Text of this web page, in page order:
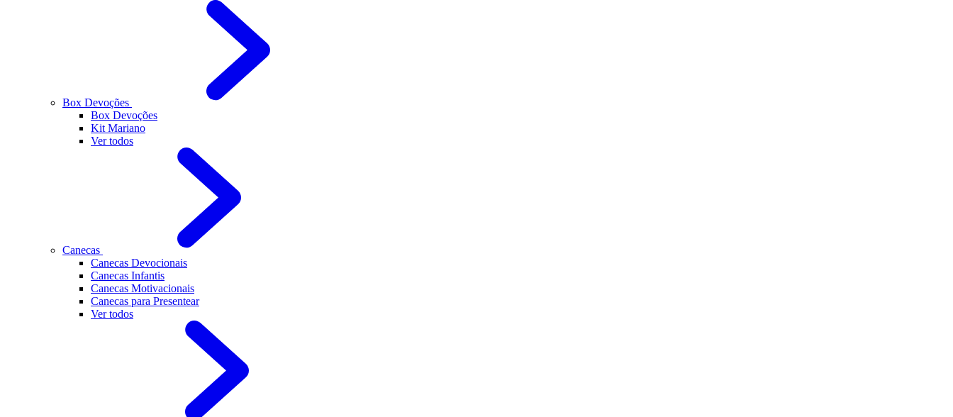
Box Devoções
Box Devoções
Kit Mariano
Ver todos
Canecas
Canecas Devocionais
Canecas Infantis
Canecas Motivacionais
Canecas para Presentear
Ver todos